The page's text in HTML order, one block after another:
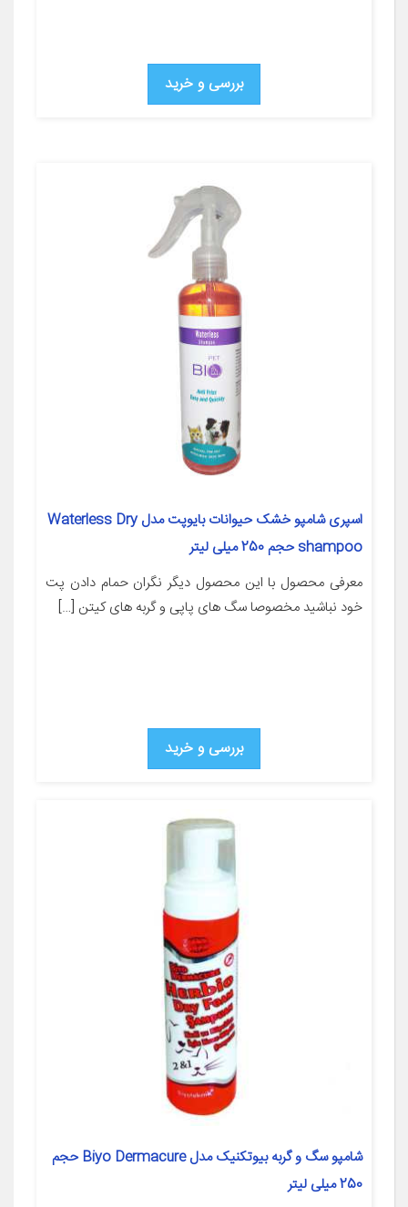
بررسی و خرید
اسپری شامپو خشک حیوانات بایوپت مدل Waterless Dry
shampoo حجم 250 میلی لیتر
معرفی محصول با این محصول دیگر نگران حمام دادن پت
خود نباشید مخصوصا سگ های پاپی و گربه های کیتن […]
بررسی و خرید
شامپو سگ و گربه بیوتکنیک مدل Biyo Dermacure حجم
250 میلی لیتر